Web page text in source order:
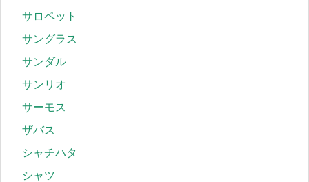
サロペット
サングラス
サンダル
サンリオ
サーモス
ザバス
シャチハタ
シャツ